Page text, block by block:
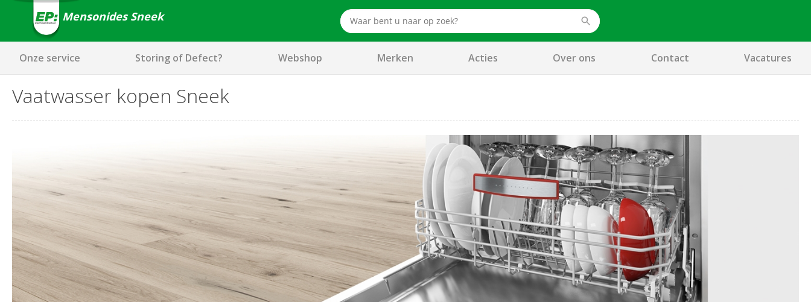
Mensonides Sneek
Onze service Storing of Defect? Webshop Merken Acties Over ons Contact Vacatures
Vaatwasser kopen Sneek